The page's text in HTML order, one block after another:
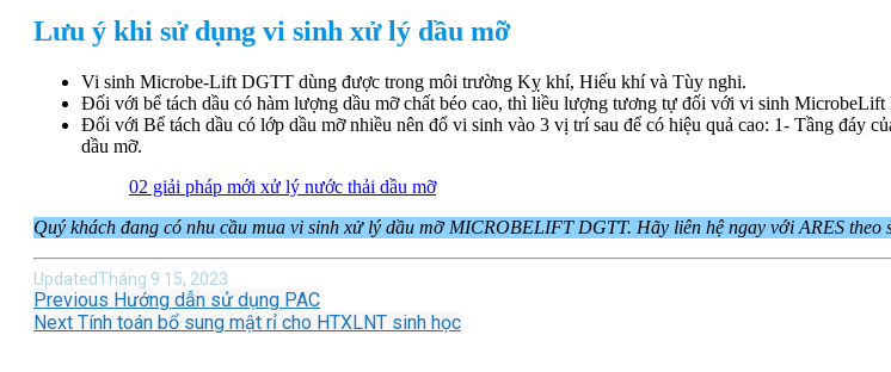
Lưu ý khi sử dụng vi sinh xử lý dầu mỡ
Vi sinh Microbe-Lift DGTT dùng được trong môi trường Kỵ khí, Hiếu khí và Tùy nghi.
Đối với bể tách dầu có hàm lượng dầu mỡ chất béo cao, thì liều lượng tương tự đối với vi sinh
Đối với Bể tách dầu có lớp dầu mỡ nhiều nên đổ vi sinh vào 3 vị trí sau để có hiệu quả cao: 1- Tầng đáy
dầu mỡ.
02 giải pháp mới xử lý nước thải dầu mỡ
Quý khách đang có nhu cầu mua vi sinh xử lý dầu mỡ MICROBELIFT DGTT. Hãy liên hệ ngay với ARES theo
UpdatedTháng 9 15, 2023
Previous Hướng dẫn sử dụng PAC
Next Tính toán bổ sung mật rỉ cho HTXLNT sinh học